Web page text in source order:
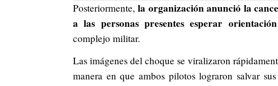
Posteriormente,la organización anunció la
a las personas presentes esperar
complejo militar.
Las imágenes del choque se viralizaron
manera en que ambos pilotos lograron salvar